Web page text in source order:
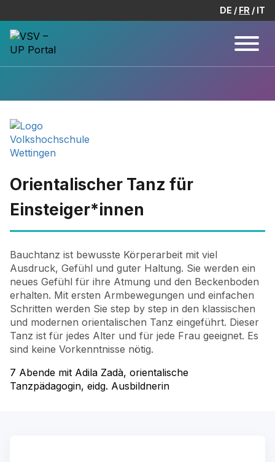
DE FR IT
Orientalischer Tanz für
Einsteiger*innen
Bauchtanz ist bewusste Körperarbeit mit viel
Ausdruck, Gefühl und guter Haltung. Sie werden ein
neues Gefühl für ihre Atmung und den Beckenboden
erhalten. Mit ersten Armbewegungen und einfachen
Schritten werden Sie step by step in den klassischen
und modernen orientalischen Tanz eingeführt. Dieser
Tanz ist für jedes Alter und für jede Frau geeignet. Es
sind keine Vorkenntnisse nötig.
7 Abende mit Adila Zadà, orientalische
Tanzpädagogin, eidg. Ausbildnerin